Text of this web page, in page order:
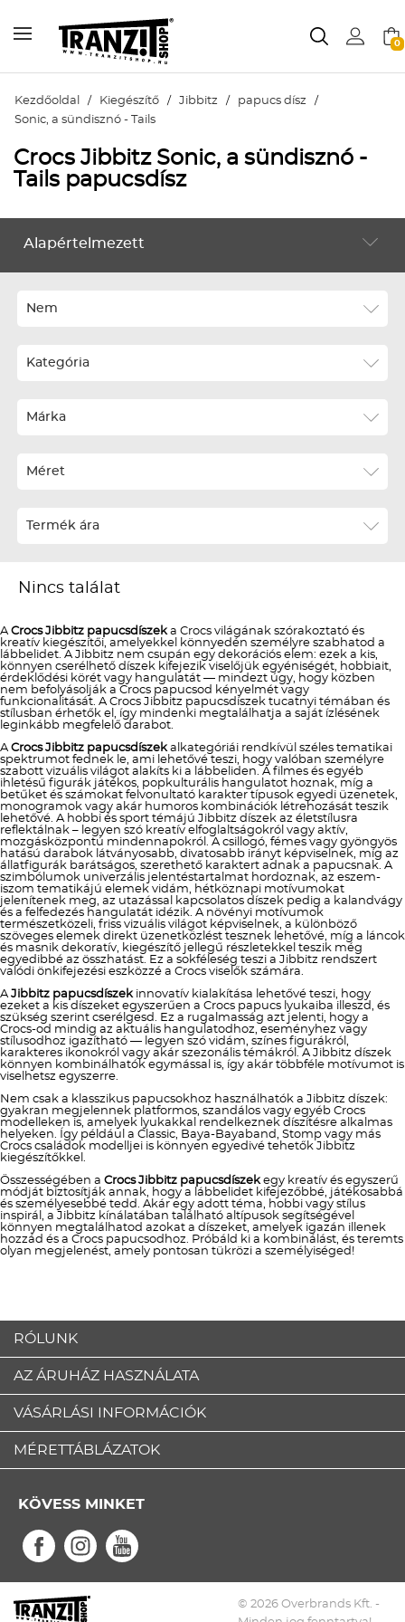
0
Kezdőoldal / Kiegészítő / Jibbitz / papucs dísz /
Sonic, a sündisznó - Tails
Crocs Jibbitz Sonic, a sündisznó -
Tails papucsdísz
KIEGÉSZÍTŐ
Alapértelmezett
Alapértelmezett
Legújabbak
Ár szerint növekvő
Téli termékek előre ár szerint növekvő
Nem
Kategória
Márka
Méret
Termék ára
Nincs találat
ACrocs Jibbitz papucsdíszeka Crocs világának szórakoztató és
kreatív kiegészítői, amelyekkel könnyedén személyre szabhatod a
lábbelidet. A Jibbitz nem csupán egy dekorációs elem: ezek a kis,
könnyen cserélhető díszek kifejezik viselőjük egyéniségét, hobbiait,
érdeklődési körét vagy hangulatát — mindezt úgy, hogy közben
nem befolyásolják a Crocs papucsod kényelmét vagy
funkcionalitását. A Crocs Jibbitz papucsdíszek tucatnyi témában és
stílusban érhetők el, így mindenki megtalálhatja a saját ízlésének
leginkább megfelelő darabot.
ACrocs Jibbitz papucsdíszekalkategóriái rendkívül széles tematikai
spektrumot fednek le, ami lehetővé teszi, hogy valóban személyre
szabott vizuális világot alakíts ki a lábbeliden. A filmes és egyéb
ihletésű figurák játékos, popkulturális hangulatot hoznak, míg a
betűket és számokat felvonultató karakter típusok egyedi üzenetek,
monogramok vagy akár humoros kombinációk létrehozását teszik
lehetővé. A hobbi és sport témájú Jibbitz díszek az életstílusra
reflektálnak – legyen szó kreatív elfoglaltságokról vagy aktív,
mozgásközpontú mindennapokról. A csillogó, fémes vagy gyöngyös
hatású darabok látványosabb, divatosabb irányt képviselnek, míg az
állatfigurák barátságos, szerethető karaktert adnak a papucsnak. A
szimbólumok univerzális jelentéstartalmat hordoznak, az eszem-
iszom tematikájú elemek vidám, hétköznapi motívumokat
jelenítenek meg, az utazással kapcsolatos díszek pedig a kalandvágy
és a felfedezés hangulatát idézik. A növényi motívumok
természetközeli, friss vizuális világot képviselnek, a különböző
szöveges elemek direkt üzenetközlést tesznek lehetővé, míg a láncok
és masnik dekoratív, kiegészítő jellegű részletekkel teszik még
egyedibbé az összhatást. Ez a sokféleség teszi a Jibbitz rendszert
valódi önkifejezési eszközzé a Crocs viselők számára.
AJibbitz papucsdíszekinnovatív kialakítása lehetővé teszi, hogy
ezeket a kis díszeket egyszerűen a Crocs papucs lyukaiba illeszd, és
szükség szerint cserélgesd. Ez a rugalmasság azt jelenti, hogy a
Crocs-od mindig az aktuális hangulatodhoz, eseményhez vagy
stílusodhoz igazítható — legyen szó vidám, színes figurákról,
karakteres ikonokról vagy akár szezonális témákról. A Jibbitz díszek
könnyen kombinálhatók egymással is, így akár többféle motívumot is
viselhetsz egyszerre.
Nem csak a klasszikus papucsokhoz használhatók a Jibbitz díszek:
gyakran megjelennek platformos, szandálos vagy egyéb Crocs
modelleken is, amelyek lyukakkal rendelkeznek díszítésre alkalmas
helyeken. Így például a Classic, Baya-Bayaband, Stomp vagy más
Crocs családok modelljei is könnyen egyedivé tehetők Jibbitz
kiegészítőkkel.
Összességében a Crocs Jibbitz papucsdíszekegy kreatív és egyszerű
módját biztosítják annak, hogy a lábbelidet kifejezőbbé, játékosabbá
és személyesebbé tedd. Akár egy adott téma, hobbi vagy stílus
inspirál, a Jibbitz kínálatában található altípusok segítségével
könnyen megtalálhatod azokat a díszeket, amelyek igazán illenek
hozzád és a Crocs papucsodhoz. Próbáld ki a kombinálást, és teremts
olyan megjelenést, amely pontosan tükrözi a személyiséged!
RÓLUNK
AZ ÁRUHÁZ HASZNÁLATA
VÁSÁRLÁSI INFORMÁCIÓK
MÉRETTÁBLÁZATOK
KÖVESS MINKET
© 2026 Overbrands Kft. -